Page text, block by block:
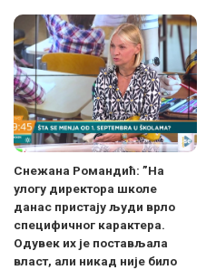
Снежана Романдић: ”На
улогу директора школе
данас пристају људи врло
специфичног карактера.
Одувек их је постављала
власт, али никад није било